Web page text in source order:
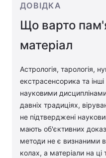
Екологія
Лонгріди
Відео з Youtube
Інтерв'ю
ДОВІДКА
Що варто
матеріал
Астрологія, тарологія,
екстрасенсорика та
науковими
давніх традиціях,
не підтверджені
мають об'єктивних
методи не є визнаними
колах, а матеріали на